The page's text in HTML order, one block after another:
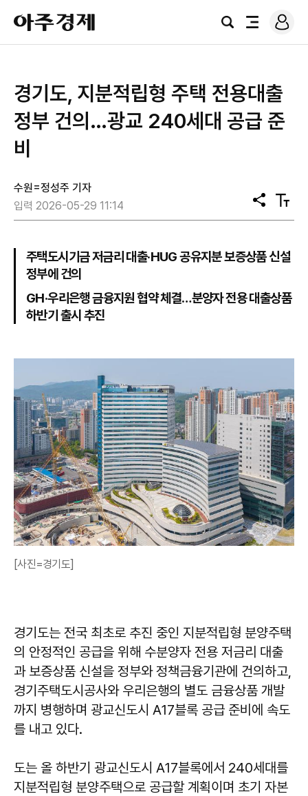
아
주
경
검
전
로
그
경기도, 지분적립형 주택 전용대출
정부 건의…광교 240세대 공급 준
비
수원=정성주 기자
입력 2026-05-29 11:14
공
유
텍
스
기
주택도시기금 저금리 대출·HUG 공유지분 보증상품 신설
정부에 건의
GH·우리은행 금융지원 협약 체결…분양자 전용 대출상품
하반기 출시 추진
[사진=경기도]
경기도는 전국 최초로 추진 중인 지분적립형 분양주택
의 안정적인 공급을 위해 수분양자 전용 저금리 대출
과 보증상품 신설을 정부와 정책금융기관에 건의하고,
경기주택도시공사와 우리은행의 별도 금융상품 개발
까지 병행하며 광교신도시 A17블록 공급 준비에 속도
를 내고 있다.
도는 올 하반기 광교신도시 A17블록에서 240세대를
지분적립형 분양주택으로 공급할 계획이며 초기 자본